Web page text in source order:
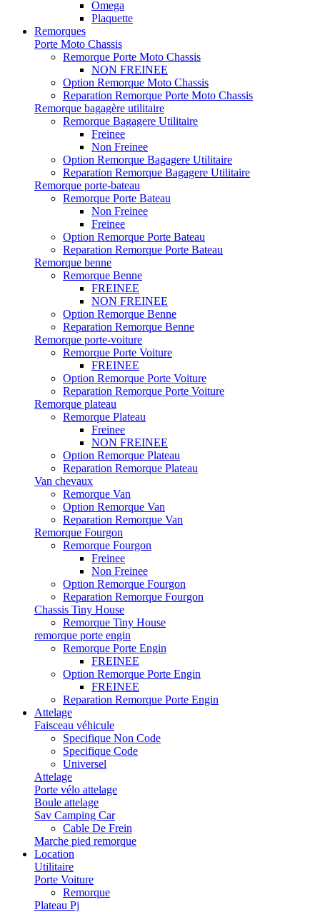
Omega
Plaquette
Remorques
Porte Moto Chassis
Remorque Porte Moto Chassis
NON FREINEE
Option Remorque Moto Chassis
Reparation Remorque Porte Moto Chassis
Remorque bagagère utilitaire
Remorque Bagagere Utilitaire
Freinee
Non Freinee
Option Remorque Bagagere Utilitaire
Reparation Remorque Bagagere Utilitaire
Remorque porte-bateau
Remorque Porte Bateau
Non Freinee
Freinee
Option Remorque Porte Bateau
Reparation Remorque Porte Bateau
Remorque benne
Remorque Benne
FREINEE
NON FREINEE
Option Remorque Benne
Reparation Remorque Benne
Remorque porte-voiture
Remorque Porte Voiture
FREINEE
Option Remorque Porte Voiture
Reparation Remorque Porte Voiture
Remorque plateau
Remorque Plateau
Freinee
NON FREINEE
Option Remorque Plateau
Reparation Remorque Plateau
Van chevaux
Remorque Van
Option Remorque Van
Reparation Remorque Van
Remorque Fourgon
Remorque Fourgon
Freinee
Non Freinee
Option Remorque Fourgon
Reparation Remorque Fourgon
Chassis Tiny House
Remorque Tiny House
remorque porte engin
Remorque Porte Engin
FREINEE
Option Remorque Porte Engin
FREINEE
Reparation Remorque Porte Engin
Attelage
Faisceau véhicule
Specifique Non Code
Specifique Code
Universel
Attelage
Porte vélo attelage
Boule attelage
Sav Camping Car
Cable De Frein
Marche pied remorque
Location
Utilitaire
Porte Voiture
Remorque
Plateau Pj